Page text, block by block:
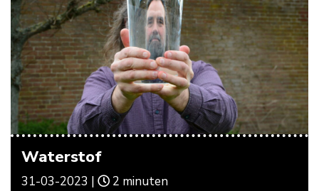
Waterstof
31-03-2023 | 2 minuten